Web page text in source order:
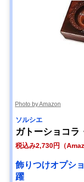
Photo by Amazon
ソルシエ
ガトーショコラ
税込み2,730円（
飾りつけオプシ
躍